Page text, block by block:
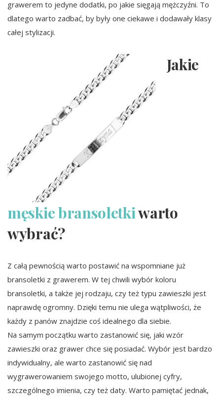
grawerem to jedyne dodatki, po jakie sięgają mężczyźni. To
dlatego warto zadbać, by były one ciekawe i dodawały klasy
całej stylizacji.
Jakie
męskie bransoletkiwarto
wybrać?
Z całą pewnością warto postawić na wspomniane już
bransoletki z grawerem. W tej chwili wybór koloru
bransoletki, a także jej rodzaju, czy też typu zawieszki jest
naprawdę ogromny. Dzięki temu nie ulega wątpliwości, że
każdy z panów znajdzie coś idealnego dla siebie.
Na samym początku warto zastanowić się, jaki wzór
zawieszki oraz grawer chce się posiadać. Wybór jest bardzo
indywidualny, ale warto zastanowić się nad
wygrawerowaniem swojego motto, ulubionej cyfry,
szczególnego imienia, czy też daty. Warto pamiętać jednak,